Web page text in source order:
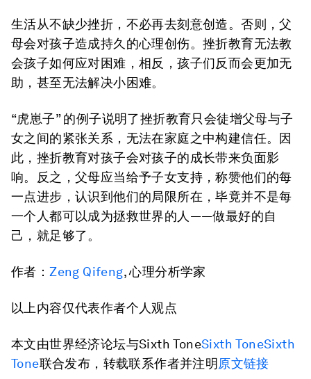
生活从不缺少挫折，不必再去刻意创造。否则，父
母会对孩子造成持久的心理创伤。挫折教育无法教
会孩子如何应对困难，相反，孩子们反而会更加无
助，甚至无法解决小困难。
“虎崽子” 的例子说明了挫折教育只会徒增父母与子
女之间的紧张关系，无法在家庭之中构建信任。因
此，挫折教育对孩子会对孩子的成长带来负面影
响。反之，父母应当给予子女支持，称赞他们的每
一点进步，认识到他们的局限所在，毕竟并不是每
一个人都可以成为拯救世界的人——做最好的自
己，就足够了。
作者：Zeng Qifeng, 心理分析学家
以上内容仅代表作者个人观点
本文由世界经济论坛与Sixth ToneSixth ToneSixth
Tone联合发布，转载联系作者并注明 原文链接